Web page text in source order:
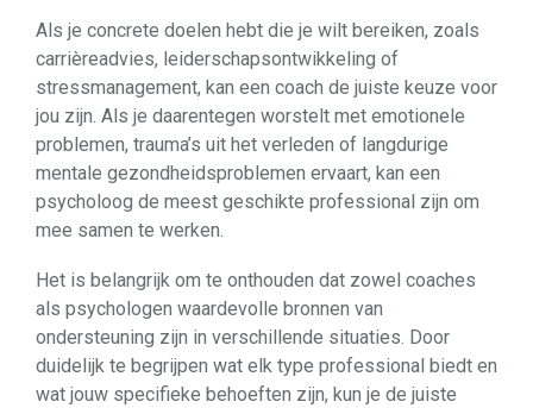
Als je concrete doelen hebt die je wilt bereiken, zoals
carrièreadvies, leiderschapsontwikkeling of
stressmanagement, kan een coach de juiste keuze voor
jou zijn. Als je daarentegen worstelt met emotionele
problemen, trauma’s uit het verleden of langdurige
mentale gezondheidsproblemen ervaart, kan een
psycholoog de meest geschikte professional zijn om
mee samen te werken.
Het is belangrijk om te onthouden dat zowel coaches
als psychologen waardevolle bronnen van
ondersteuning zijn in verschillende situaties. Door
duidelijk te begrijpen wat elk type professional biedt en
wat jouw specifieke behoeften zijn, kun je de juiste